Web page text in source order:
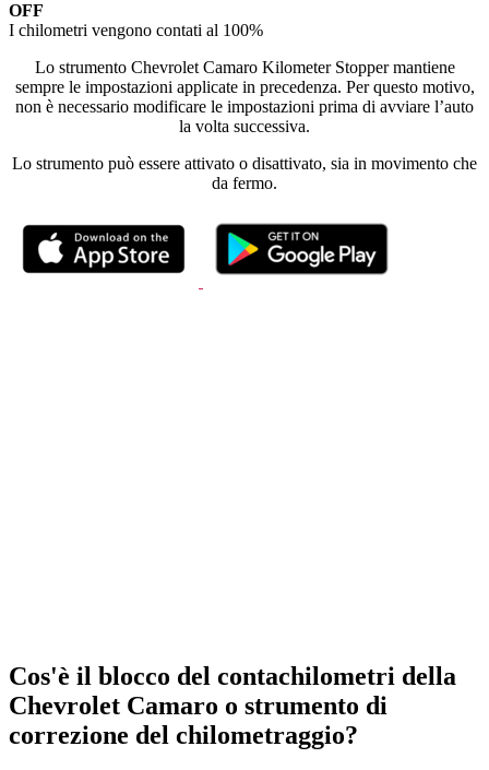
OFF
I chilometri vengono contati al 100%
Lo strumento Chevrolet Camaro Kilometer Stopper mantiene
sempre le impostazioni applicate in precedenza. Per questo motivo,
non è necessario modificare le impostazioni prima di avviare l’auto
la volta successiva.
Lo strumento può essere attivato o disattivato, sia in movimento che
da fermo.
Cos'è il blocco del contachilometri della
Chevrolet Camaro o strumento di
correzione del chilometraggio?